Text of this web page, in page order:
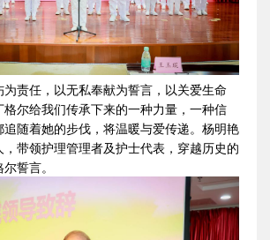
为责任，以无私奉献为誓言，以关爱生命
尔给我们传承下来的一种力量，一种信
随着她的步伐，将温暖与爱传递。杨明艳
带领护理管理者及护士代表，穿越历史的
誓言。